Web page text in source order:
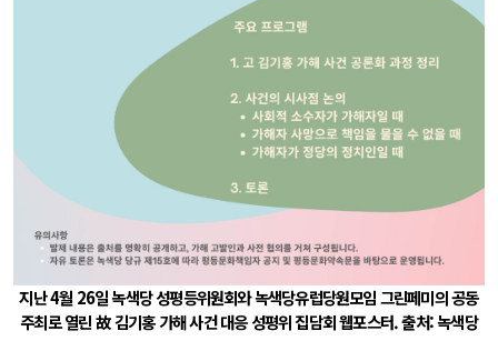
지난 4월 26일 녹색당 성평등위원회와 녹색당유럽당원모임 그린페미의 공동
주최로 열린 故 김기홍 가해 사건 대응 성평위 집담회 웹포스터. 출처: 녹색당